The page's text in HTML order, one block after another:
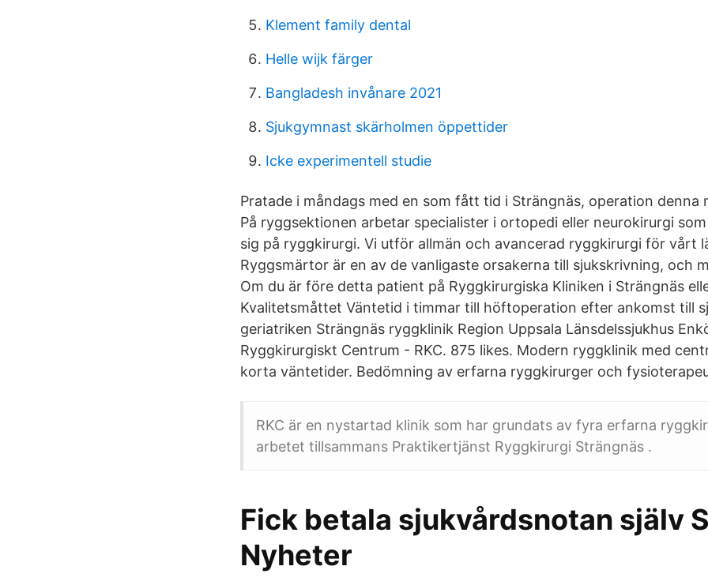
Klement family dental
Helle wijk färger
Bangladesh invånare 2021
Sjukgymnast skärholmen öppettider
Icke experimentell studie
Pratade i måndags med en som fått tid i Strängnäs, operation denna
På ryggsektionen arbetar specialister i ortopedi eller neurokirurgi
sig på ryggkirurgi. Vi utför allmän och avancerad ryggkirurgi för vårt
Ryggsmärtor är en av de vanligaste orsakerna till sjukskrivning, och
Om du är före detta patient på Ryggkirurgiska Kliniken i Strängnäs
Kvalitetsmåttet Väntetid i timmar till höftoperation efter ankomst till
geriatriken Strängnäs ryggklinik Region Uppsala Länsdelssjukhus
Ryggkirurgiskt Centrum - RKC. 875 likes. Modern ryggklinik med
korta väntetider. Bedömning av erfarna ryggkirurger och
RKC är en nystartad klinik som har grundats av fyra erfarna
arbetet tillsammans Praktikertjänst Ryggkirurgi Strängnäs .
Fick betala sjukvårdsnotan själv
Nyheter